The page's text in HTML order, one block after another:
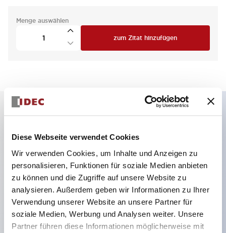
Diese Webseite verwendet Cookies
Wir verwenden Cookies, um Inhalte und Anzeigen zu
personalisieren, Funktionen für soziale Medien anbieten
zu können und die Zugriffe auf unsere Website zu
analysieren. Außerdem geben wir Informationen zu Ihrer
Verwendung unserer Website an unsere Partner für
soziale Medien, Werbung und Analysen weiter. Unsere
Partner führen diese Informationen möglicherweise mit
Menge auswählen
zum Zitat hinzufügen
Mehrfachbefestigung möglich
Der schlüsselsichere Selektorschalter verwendet
eine hochsichere Stiftzuhaltungsstruktur
Schutzart IP65 (IEC60529)